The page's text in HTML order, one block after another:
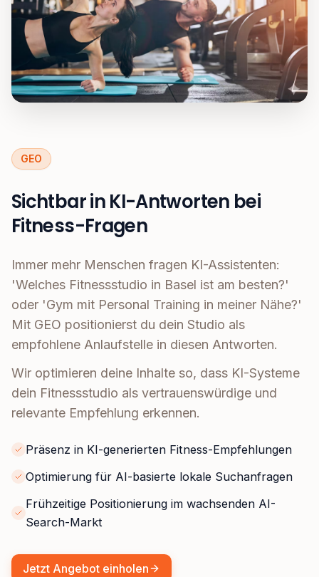
GEO
Sichtbar in KI-Antworten bei
Fitness-Fragen
Immer mehr Menschen fragen KI-Assistenten:
'Welches Fitnessstudio in Basel ist am besten?'
oder 'Gym mit Personal Training in meiner Nähe?'
Mit GEO positionierst du dein Studio als
empfohlene Anlaufstelle in diesen Antworten.
Wir optimieren deine Inhalte so, dass KI-Systeme
dein Fitnessstudio als vertrauenswürdige und
relevante Empfehlung erkennen.
Präsenz in KI-generierten Fitness-Empfehlungen
Optimierung für AI-basierte lokale Suchanfragen
Frühzeitige Positionierung im wachsenden AI-
Search-Markt
Jetzt Angebot einholen